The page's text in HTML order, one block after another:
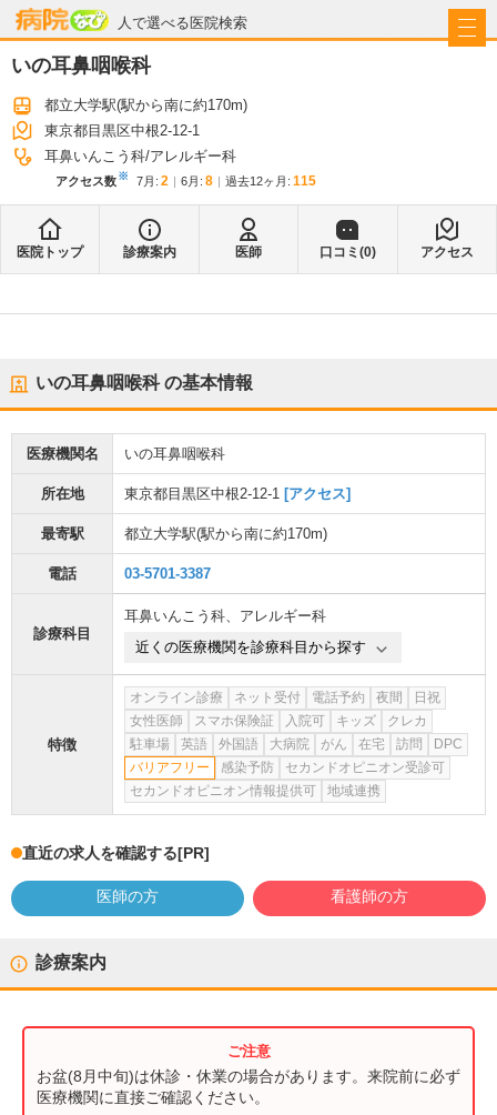
人で選べる医院検索
病院なび
いの耳鼻咽喉科
都立大学駅(駅から南に約170m)
東京都目黒区中根2-12-1
耳鼻いんこう科 アレルギー科
アクセス数※ 7月 : 2 6月 : 8 過去12ヶ月: 115
医院トップ 診療案内 医師 口コミ(0) アクセス
いの耳鼻咽喉科の基本情報
医療機関名 いの耳鼻咽喉科
所在地 東京都目黒区中根2-12-1 [アクセス]
最寄駅 都立大学駅(駅から南に約170m)
電話 03-5701-3387
診療科目
耳鼻いんこう科、 アレルギー科
近くの医療機関を診療科目から探す
特徴
オンライン診療 ネット受付 電話予約 夜間
日祝
女性医師
スマホ保険証 入院可 キッズ
クレカ
駐車場
英語 外国語 大病院 がん 在宅 訪問
DPC
バリアフリー
感染予防
セカンドオピニオン受診可
セカンドオピニオン情報提供可
地域連携
直近の求人を確認する[PR]
医師の方 看護師の方
診療案内
お盆(8月中旬)は休診・休業の場合があります。来院前に必ず
医療機関に直接ご確認ください。